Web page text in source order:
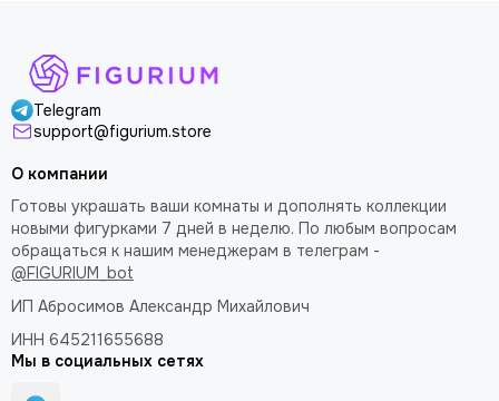
Telegram
support@figurium.store
О компании
Готовы украшать ваши комнаты и дополнять коллекции
новыми фигурками 7 дней в неделю. По любым вопросам
обращаться к нашим менеджерам в телеграм -
@FIGURIUM_bot
ИП Абросимов Александр Михайлович
ИНН 645211655688
Мы в социальных сетях